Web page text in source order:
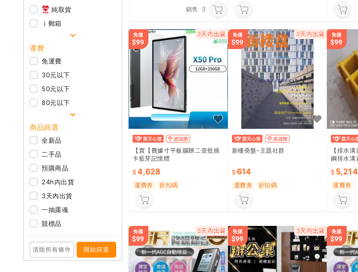
純取貨
ｉ郵箱
運費
免運費
30元以下
50元以下
80元以下
商品篩選
全新品
二手品
預購商品
24h內出貨
3天內出貨
一抽露魂
競標品
清除所有條件 開始篩選
銷售
3
【賣【費據寸平板腦辦二壹批插
卡藍芽記憶體
4,628
運費券 折扣碼
新樓奰盤-主題社群
614
運費券 折扣碼
【排水
鋼排水溝
強 防滑
用 專業級
5,214
運費券